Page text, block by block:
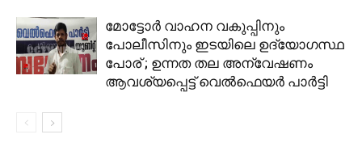
മോട്ടോര്‍ വാഹന വകുപ്പിനും
പോലീസിനും ഇടയിലെ ഉദ്യോഗസ്ഥ
പോര് ; ഉന്നത തല അന്വേഷണം
ആവശ്യപ്പെട്ട് വെല്‍ഫെയര്‍ പാര്‍ട്ടി